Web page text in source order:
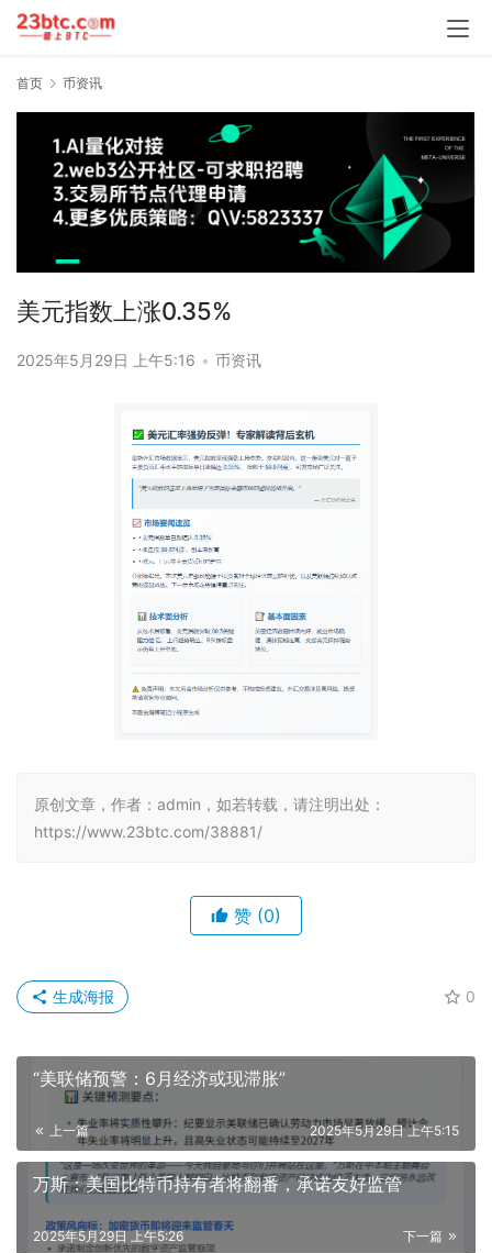
首页 币资讯
美元指数上涨0.35%
2025年5月29日 上午5:16 • 币资讯
原创文章，作者：admin，如若转载，请注明出处：
https://www.23btc.com/38881/
赞 (0)
0
生成海报
“美联储预警：6月经济或现滞胀”
上一篇 2025年5月29日 上午5:15
万斯：美国比特币持有者将翻番，承诺友好监管
下一篇
2025年5月29日 上午5:26